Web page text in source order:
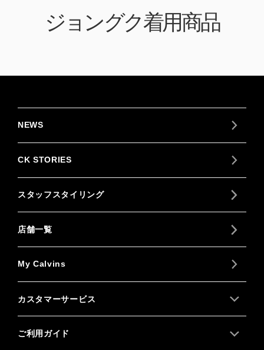
ジョングク着用商品
NEWS
CK STORIES
スタッフスタイリング
店舗一覧
My Calvins
カスタマーサービス
ご利用ガイド